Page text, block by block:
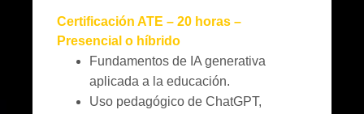
Certificación ATE – 20 horas –
Presencial o híbrido
Fundamentos de IA generativa
aplicada a la educación.
Uso pedagógico de ChatGPT,